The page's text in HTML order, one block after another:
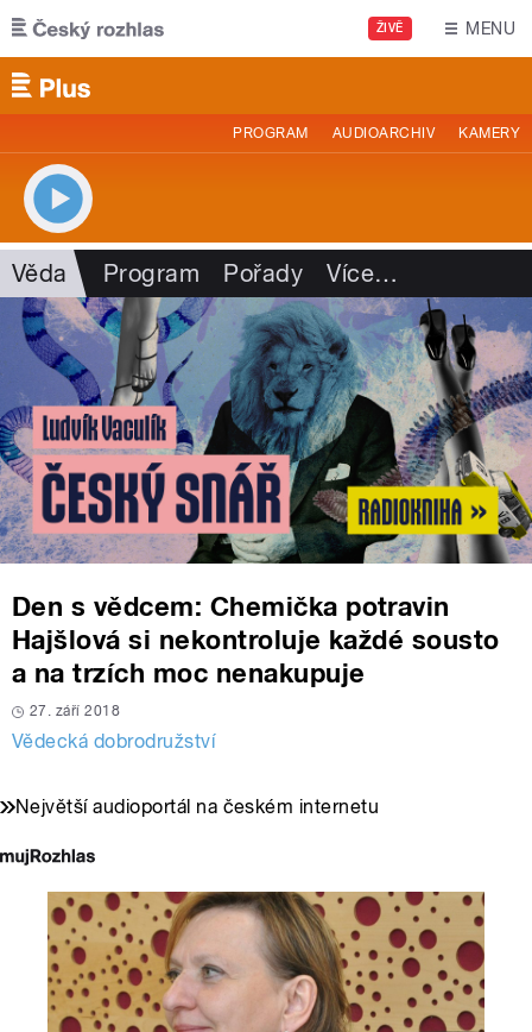
Přejít k hlavnímu obsahu
ŽIVĚ MENU
PROGRAM AUDIOARCHIV KAMERY
Věda Program Pořady Více…
Den s vědcem: Chemička potravin
Hajšlová si nekontroluje každé sousto
a na trzích moc nenakupuje
27. září 2018
Vědecká dobrodružství
Největší audioportál na českém internetu